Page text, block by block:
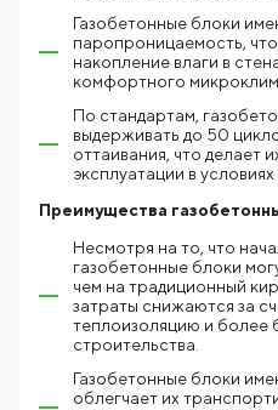
Газобетонные блоки
паропроницаемость,
накопление влаги в
комфортного
По стандартам,
выдерживать до 50
оттаивания, что делает
эксплуатации в
Преимущества
Несмотря на то, что
газобетонные блоки
чем на традиционный
затраты снижаются за
теплоизоляцию и более
строительства.
Газобетонные блоки
облегчает их